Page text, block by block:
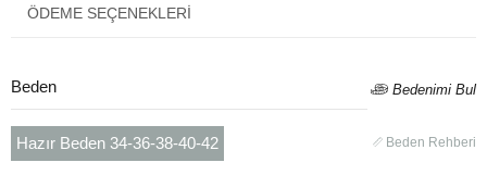
ÖDEME SEÇENEKLERI
Bedenimi Bul
Beden Rehberi
Beden
Hazır Beden 34-36-38-40-42